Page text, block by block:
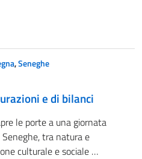
,Seneghe
e di bilanci
le porte a una giornata
tra natura e
culturale e sociale …